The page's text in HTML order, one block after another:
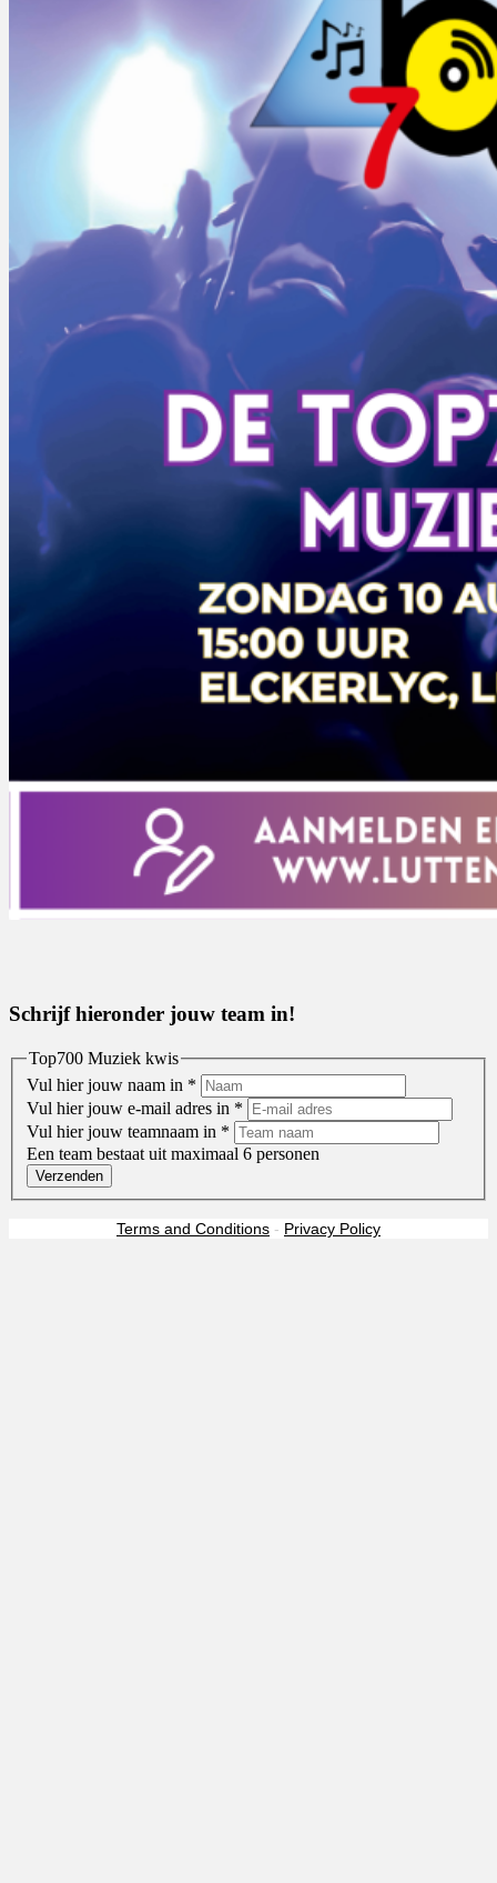
Schrijf hieronder jouw team in!
Top700 Muziek kwis
Vul hier jouw naam in *
Vul hier jouw e-mail adres in *
Vul hier jouw teamnaam in *
Een team bestaat uit maximaal 6 personen
Verzenden
Terms and Conditions - Privacy Policy